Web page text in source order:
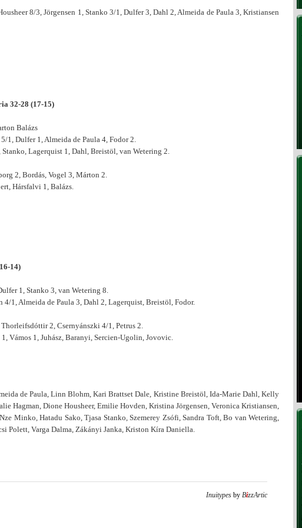
8/3, Jörgensen 1, Stanko 3/1, Dulfer 3, Dahl 2, Almeida de Paula 3, Kristiansen
32-28 (17-15)
Balázs
1, Dulfer 1, Almeida de Paula 4, Fodor 2.
Lagerquist 1, Dahl, Breistöl, van Wetering 2.
2, Bordás, Vogel 3, Márton 2.
Hársfalvi 1, Balázs.
14)
1, Stanko 3, van Wetering 8.
4/1, Almeida de Paula 3, Dahl 2, Lagerquist, Breistöl, Fodor.
2, Csernyánszki 4/1, Petrus 2.
Vámos 1, Juhász, Baranyi, Sercien-Ugolin, Jovovic.
de Paula, Linn Blohm, Kari Brattset Dale, Kristine Breistöl, Ida-Marie Dahl, Kelly
Hagman, Dione Housheer, Emilie Hovden, Kristina Jörgensen, Veronica Kristiansen,
Minko, Hatadu Sako, Tjasa Stanko, Szemerey Zsófi, Sandra Toft, Bo van Wetering,
Polett, Varga Dalma, Zákányi Janka, Kriston Kíra Daniella.
Inuitypes by BizzArtic